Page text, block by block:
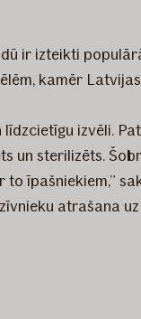
ir izteikti
kamēr
izvēli.
un sterilizēts.
īpašniekiem,”
atrašana